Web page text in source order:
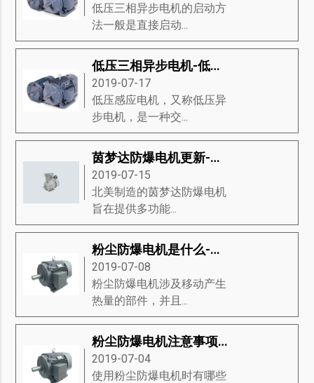
低压三相异步电机的启动方
法一般是直接启动...
低压三相异步电机-低压三相异步电机的结构和图片
2019-07-17
低压感应电机，又称低压异
步电机，是一种交...
茵梦达防爆电机更新-茵梦达防爆电机的新功能
2019-07-15
北美制造的茵梦达防爆电机​
旨在提供多功能...
粉尘防爆电机是什么-掌握粉尘防爆电机的分类、材料组、重要性等知识详解
2019-07-08
粉尘防爆电机涉及移动产生
热量的部件，并且...
粉尘防爆电机注意事项-粉尘防爆电机的分类、代码字母、防爆类型等知识详解
2019-07-04
使用粉尘防爆电机时有哪些